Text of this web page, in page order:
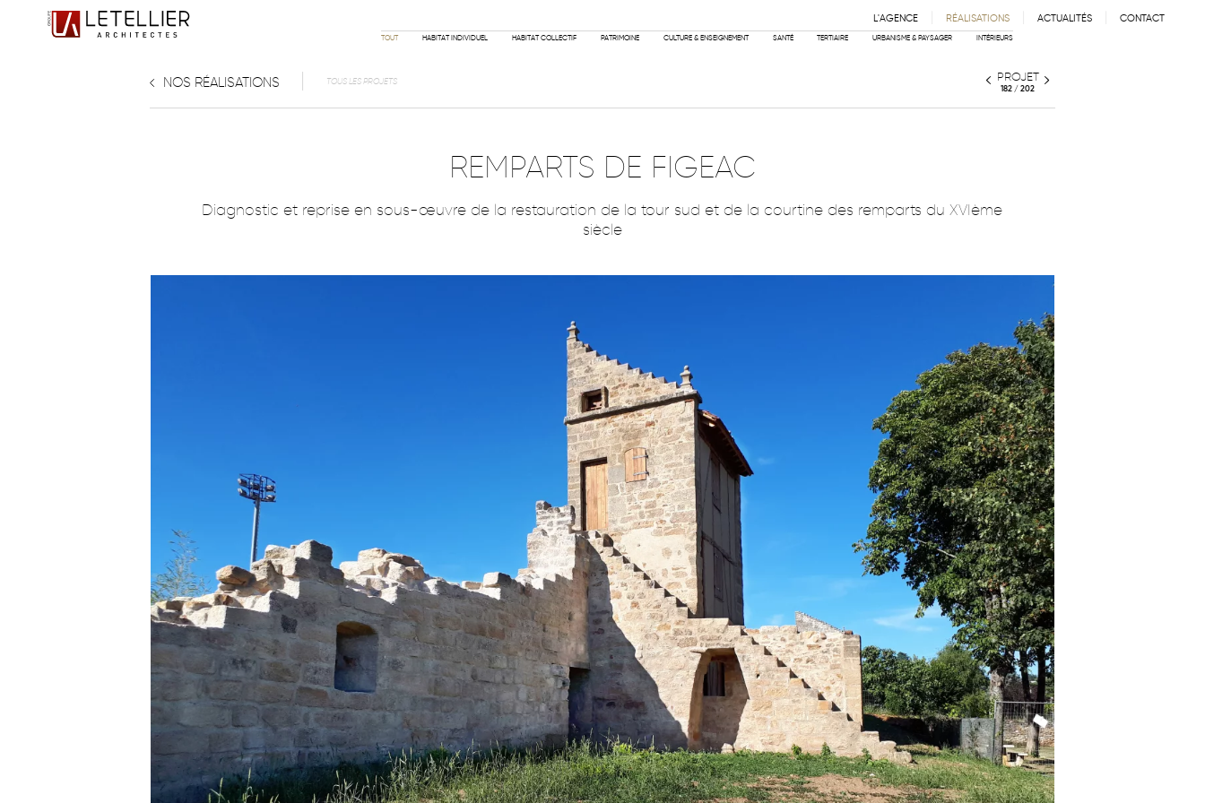
L'AGENCE
PHILOSOPHIE ÉQUIPE PARTENAIRES
RÉALISATIONS
TOUT HABITAT INDIVIDUEL HABITAT COLLECTIF PATRIMOINE CULTURE & ENSEIGNEMENT SANTÉ TERTIAIRE URBANISME & PAYSAGER INTÉRIEURS
ACTUALITÉS CONTACT
REMPARTS DE FIGEAC
Diagnostic et reprise en sous-œuvre de la restauration de la tour sud et de la courtine des remparts du XVIème
siècle
NOS RÉALISATIONS TOUS LES PROJETS PROJET
182 / 202